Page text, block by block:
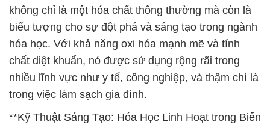
không chỉ là một hóa chất thông thường mà còn là
biểu tượng cho sự đột phá và sáng tạo trong ngành
hóa học. Với khả năng oxi hóa mạnh mẽ và tính
chất diệt khuẩn, nó được sử dụng rộng rãi trong
nhiều lĩnh vực như y tế, công nghiệp, và thậm chí là
trong việc làm sạch gia đình.
**Kỹ Thuật Sáng Tạo: Hóa Học Linh Hoạt trong Biến